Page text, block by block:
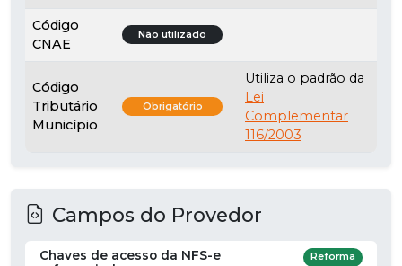
Código
CNAE
Não utilizado
Código
Tributário
Município
Obrigatório
Utiliza o padrão da
Lei
Complementar
116/2003
Campos do Provedor
Chaves de acesso da NFS-e
Reforma